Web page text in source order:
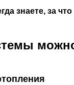
знаете, за что